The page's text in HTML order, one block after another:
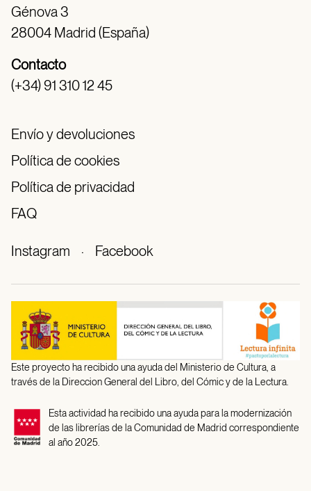
Génova 3
28004 Madrid (España)
Contacto
(+34) 91 310 12 45
Envío y devoluciones
Política de cookies
Política de privacidad
FAQ
Instagram · Facebook
Este proyecto ha recibido una ayuda del Ministerio de Cultura, a
través de la Direccion General del Libro, del Cómic y de la Lectura.
Esta actividad ha recibido una ayuda para la modernización
de las librerías de la Comunidad de Madrid correspondiente
al año 2025.